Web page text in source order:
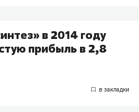
в 2014 году
прибыль в 2,8